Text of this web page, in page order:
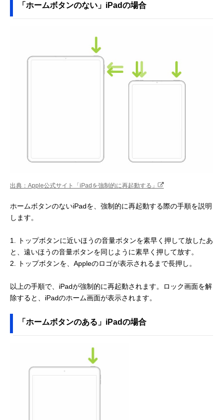
「ホームボタンのない」iPadの場合
出典：Apple公式サイト「iPadを強制的に再起動する」
ホームボタンのないiPadを、強制的に再起動する際の手順を説明
します。
1. トップボタンに近いほうの音量ボタンを素早く押して放したあ
と、遠いほうの音量ボタンを同じように素早く押して放す。
2. トップボタンを、Appleのロゴが表示されるまで長押し。
以上の手順で、iPadが強制的に再起動されます。ロック画面を解
除すると、iPadのホーム画面が表示されます。
「ホームボタンのある」iPadの場合